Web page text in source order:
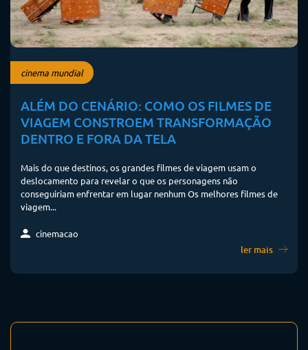
cinema mundial
ALÉM DO CENÁRIO: COMO OS FILMES DE
VIAGEM CONSTROEM TRANSFORMAÇÃO
DENTRO E FORA DA TELA
Mais do que destinos, os grandes filmes de viagem usam o
deslocamento para revelar o que os personagens não
conseguiriam enfrentar em lugar nenhum Os melhores filmes de
viagem...
cinemacao
ler mais